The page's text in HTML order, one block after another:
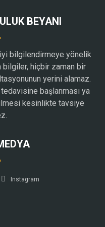
BEYANI
bilgilendirmeye yönelik
bilgiler, hiçbir zaman bir
yerini alamaz.
başlanması ya
kesinlikte tavsiye
Instagram